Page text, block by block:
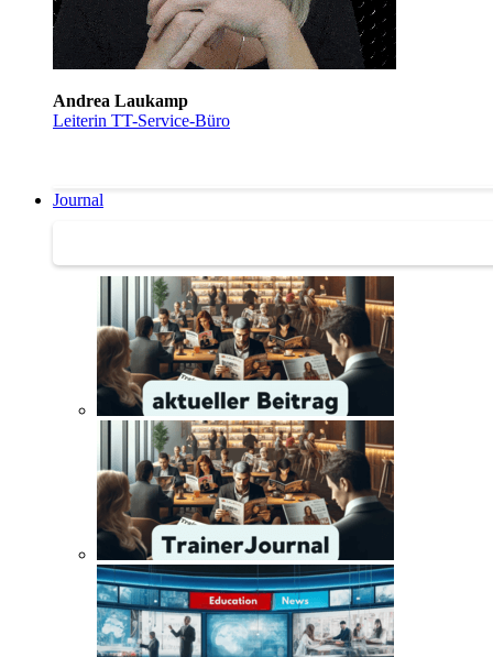
Andrea Laukamp
Leiterin TT-Service-Büro
Journal